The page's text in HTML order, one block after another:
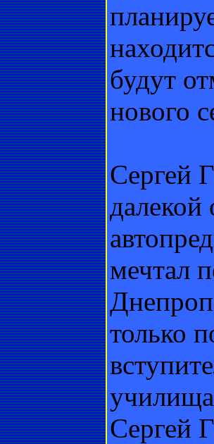
будут
нового
Сергей
далекой
мечтал
только
училища
Сергей